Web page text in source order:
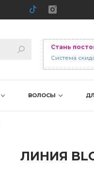
Стань
Система
ВОЛОСЫ
ЛИНИЯ